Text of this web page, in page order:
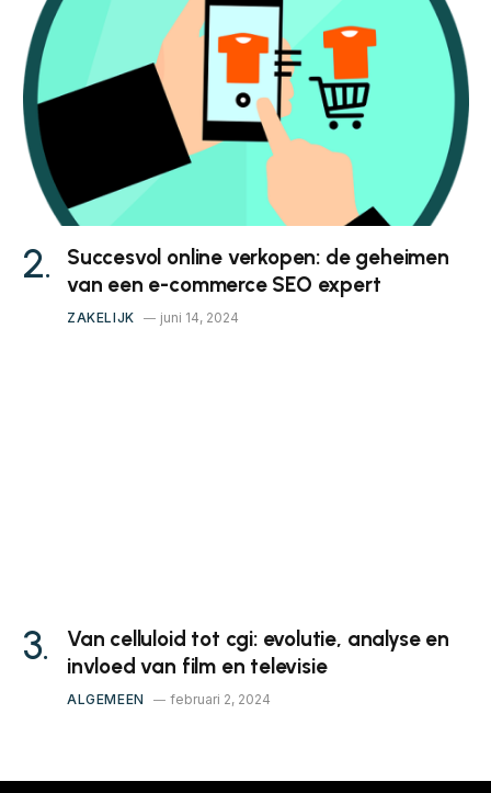
Succesvol online verkopen: de geheimen
van een e-commerce SEO expert
ZAKELIJK juni 14, 2024
Van celluloid tot cgi: evolutie, analyse en
invloed van film en televisie
ALGEMEEN februari 2, 2024